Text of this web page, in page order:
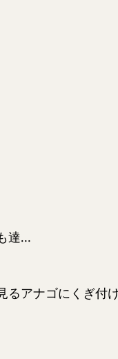
達…
るアナゴにくぎ付け